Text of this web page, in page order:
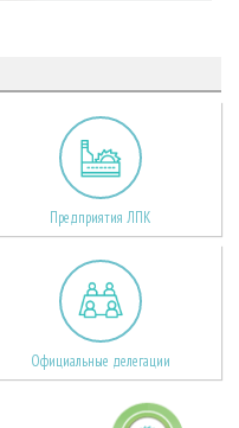
Предприятия ЛПК
Официальные делегации